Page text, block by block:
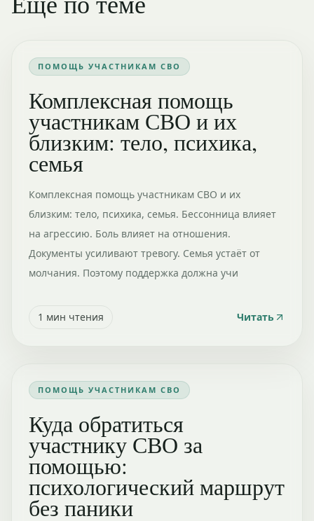
ПОМОЩЬ УЧАСТНИКАМ СВО
Комплексная помощь
участникам СВО и их
близким: тело, психика,
семья
Комплексная помощь участникам СВО и их
близким: тело, психика, семья. Бессонница влияет
на агрессию. Боль влияет на отношения.
Документы усиливают тревогу. Семья устаёт от
молчания. Поэтому поддержка должна учи
1 мин чтения Читать
ПОМОЩЬ УЧАСТНИКАМ СВО
Куда обратиться
участнику СВО за
помощью:
психологический маршрут
без паники